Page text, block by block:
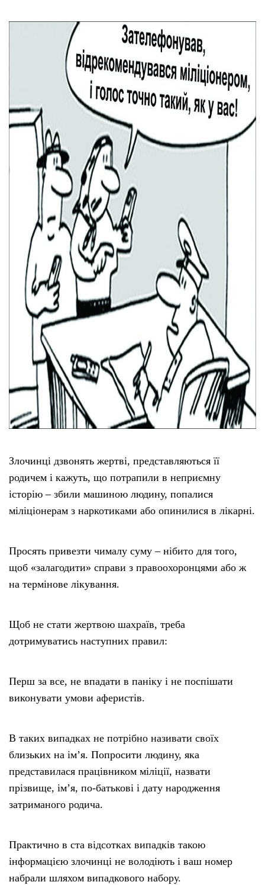
Злочинці дзвонять жертві, представляються її
родичем і кажуть, що потрапили в неприємну
історію – збили машиною людину, попалися
міліціонерам з наркотиками або опинилися в лікарні.
Просять привезти чималу суму – нібито для того,
щоб «залагодити» справи з правоохоронцями або ж
на термінове лікування.
Щоб не стати жертвою шахраїв, треба
дотримуватись наступних правил:
Перш за все, не впадати в паніку і не поспішати
виконувати умови аферистів.
В таких випадках не потрібно називати своїх
близьких на ім’я. Попросити людину, яка
представилася працівником міліції, назвати
прізвище, ім’я, по-батькові і дату народження
затриманого родича.
Практично в ста відсотках випадків такою
інформацією злочинці не володіють і ваш номер
набрали шляхом випадкового набору.